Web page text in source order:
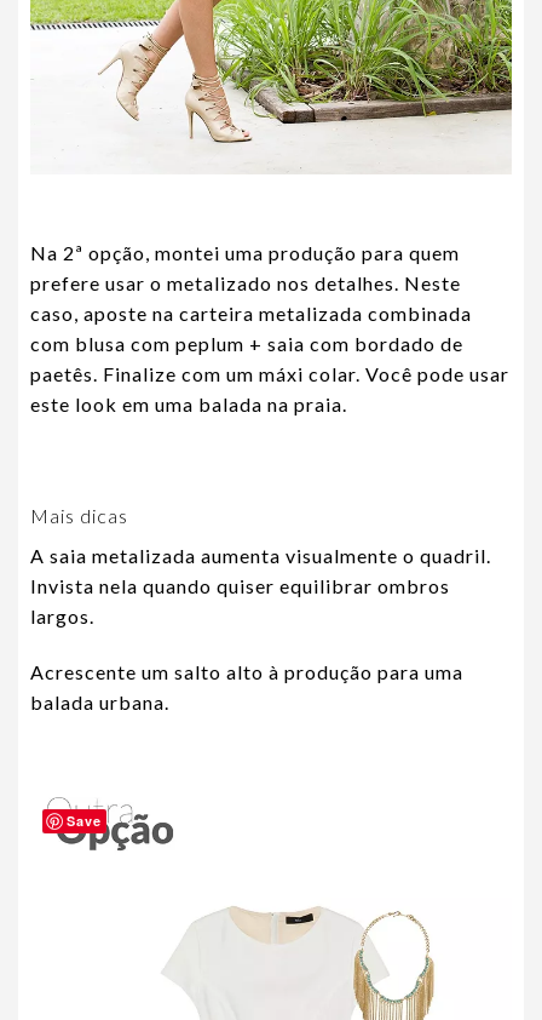
Na 2ª opção, montei uma produção para quem
prefere usar o metalizado nos detalhes. Neste
caso, aposte na carteira metalizada combinada
com blusa com peplum + saia com bordado de
paetês. Finalize com um máxi colar. Você pode usar
este look em uma balada na praia.
Mais dicas
A saia metalizada aumenta visualmente o quadril.
Invista nela quando quiser equilibrar ombros
largos.
Acrescente um salto alto à produção para uma
balada urbana.
Save